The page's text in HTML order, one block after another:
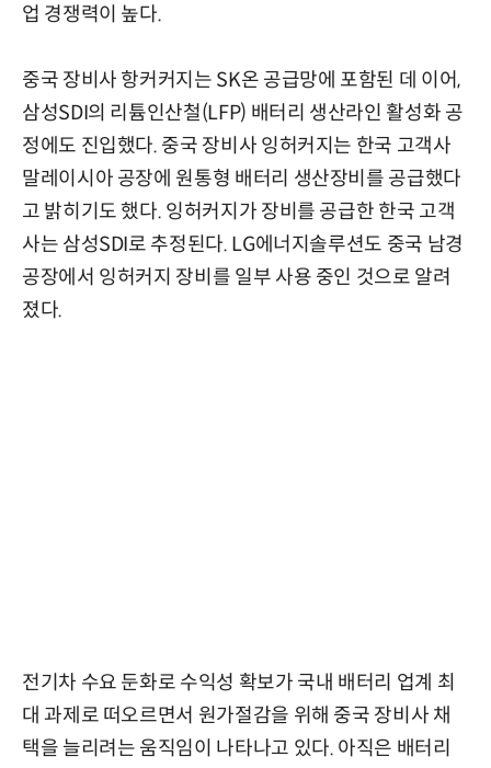
업 경쟁력이 높다.
중국 장비사 항커커지는 SK온 공급망에 포함된 데 이어,
삼성SDI의 리튬인산철(LFP) 배터리 생산라인 활성화 공
정에도 진입했다. 중국 장비사 잉허커지는 한국 고객사
말레이시아 공장에 원통형 배터리 생산장비를 공급했다
고 밝히기도 했다. 잉허커지가 장비를 공급한 한국 고객
사는 삼성SDI로 추정된다. LG에너지솔루션도 중국 남경
공장에서 잉허커지 장비를 일부 사용 중인 것으로 알려
졌다.
전기차 수요 둔화로 수익성 확보가 국내 배터리 업계 최
대 과제로 떠오르면서 원가절감을 위해 중국 장비사 채
택을 늘리려는 움직임이 나타나고 있다. 아직은 배터리